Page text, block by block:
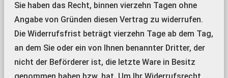
Sie haben das Recht, binnen vierzehn Tagen ohne
Angabe von Gründen diesen Vertrag zu widerrufen.
Die Widerrufsfrist beträgt vierzehn Tage ab dem Tag,
an dem Sie oder ein von Ihnen benannter Dritter, der
nicht der Beförderer ist, die letzte Ware in Besitz